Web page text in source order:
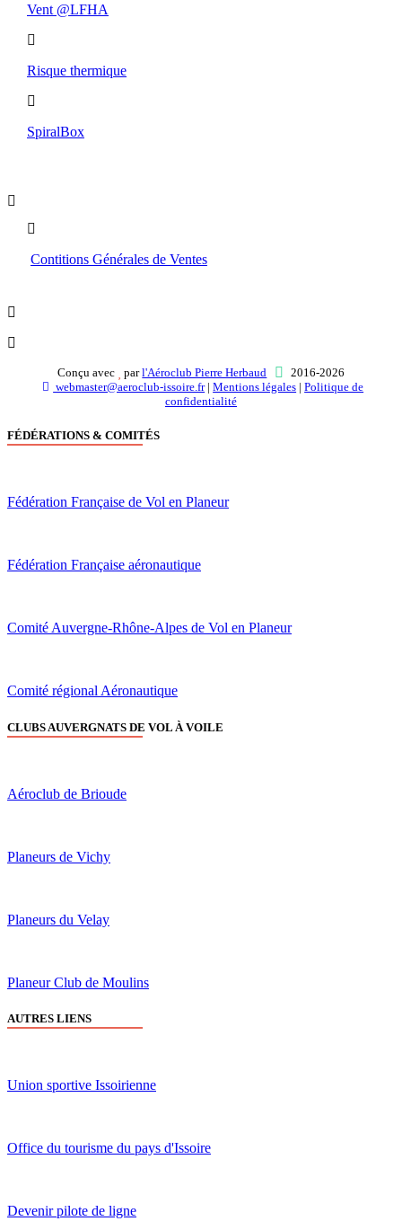
Vent @LFHA
Risque thermique
SpiralBox
Contitions Générales de Ventes
Conçu avec parl'Aéroclub Pierre Herbaud
2016-2026
webmaster@aeroclub-issoire.fr|Mentions légales |Politique de
confidentialité
FÉDÉRATIONS & COMITÉS
Fédération Française de Vol en Planeur
Fédération Française aéronautique
Comité Auvergne-Rhône-Alpes de Vol en Planeur
Comité régional Aéronautique
CLUBS AUVERGNATS DE VOL À VOILE
Aéroclub de Brioude
Planeurs de Vichy
Planeurs du Velay
Planeur Club de Moulins
AUTRES LIENS
Union sportive Issoirienne
Office du tourisme du pays d'Issoire
Devenir pilote de ligne